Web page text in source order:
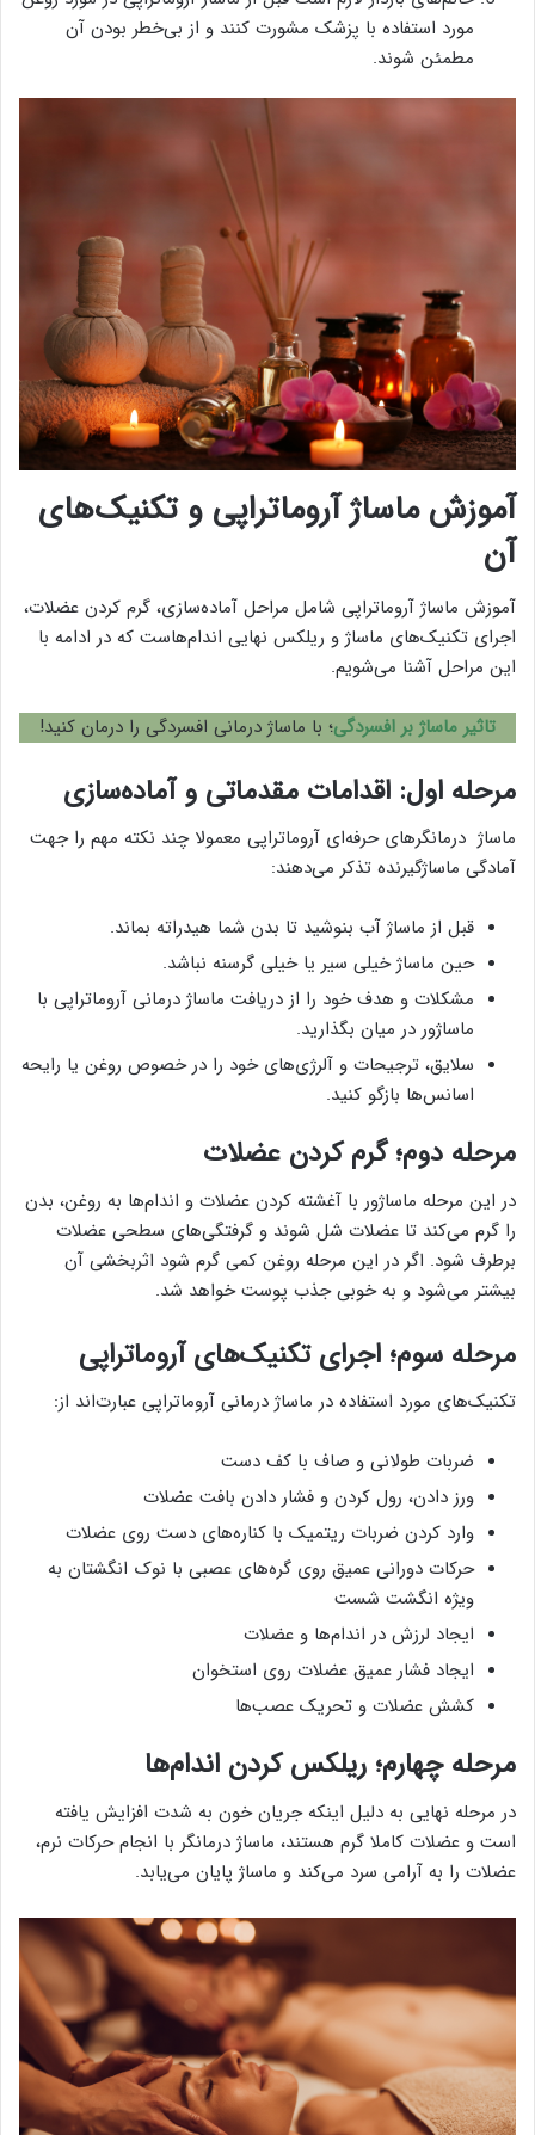
مورد استفاده با پزشک مشورت کنند و از بی‌خطر بودن آن
مطمئن شوند.
آموزش ماساژ آروماتراپی و تکنیک‌های
آن
آموزش ماساژ آروماتراپی شامل مراحل آماده‌سازی، گرم کردن عضلات،
اجرای تکنیک‌های ماساژ و ریلکس نهایی اندام‌هاست که در ادامه با
این مراحل آشنا می‌شویم.
تاثیر ماساژ بر افسردگی؛ با ماساژ درمانی افسردگی را درمان کنید!
مرحله اول: اقدامات مقدماتی و آماده‌سازی
ماساژ درمانگرهای حرفه‌ای آروماتراپی معمولا چند نکته مهم را جهت
آمادگی ماساژگیرنده تذکر می‌دهند:
قبل از ماساژ آب بنوشید تا بدن شما هیدراته بماند.
حین ماساژ خیلی سیر یا خیلی گرسنه نباشد.
مشکلات و هدف خود را از دریافت ماساژ درمانی آروماتراپی با
ماساژور در میان بگذارید.
سلایق، ترجیحات و آلرژی‌های خود را در خصوص روغن یا رایحه
اسانس‌ها بازگو کنید.
مرحله دوم؛ گرم کردن عضلات
در این مرحله ماساژور با آغشته کردن عضلات و اندام‌ها به روغن، بدن
را گرم می‌کند تا عضلات شل شوند و گرفتگی‌های سطحی عضلات
برطرف شود. اگر در این مرحله روغن کمی گرم شود اثربخشی آن
بیشتر می‌شود و به خوبی جذب پوست خواهد شد.
مرحله سوم؛ اجرای تکنیک‌های آروماتراپی
تکنیک‌های مورد استفاده در ماساژ درمانی آروماتراپی عبارت‌اند از:
ضربات طولانی و صاف با کف دست
ورز دادن، رول کردن و فشار دادن بافت عضلات
وارد کردن ضربات ریتمیک با کناره‌های دست روی عضلات
حرکات دورانی عمیق روی گره‌های عصبی با نوک انگشتان به
ویژه انگشت شست
ایجاد لرزش در اندام‌ها و عضلات
ایجاد فشار عمیق عضلات روی استخوان
کشش عضلات و تحریک عصب‌ها
مرحله چهارم؛ ریلکس کردن اندام‌ها
در مرحله نهایی به دلیل اینکه جریان خون به شدت افزایش یافته
است و عضلات کاملا گرم هستند، ماساژ درمانگر با انجام حرکات نرم،
عضلات را به آرامی سرد می‌کند و ماساژ پایان می‌یابد.